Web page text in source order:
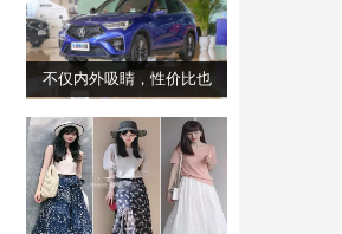
不仅内外吸睛，性价比也